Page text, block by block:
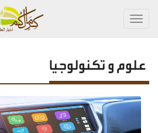
علوم و تكنولوجيا